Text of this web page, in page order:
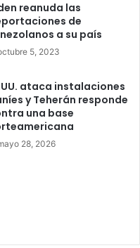
reanuda las
de
a su país
5, 2023
ataca instalaciones
y Teherán responde
una base
28, 2026